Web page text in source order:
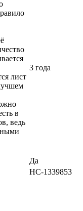
лист
в
ведь
3 года
Да
НС-1339853